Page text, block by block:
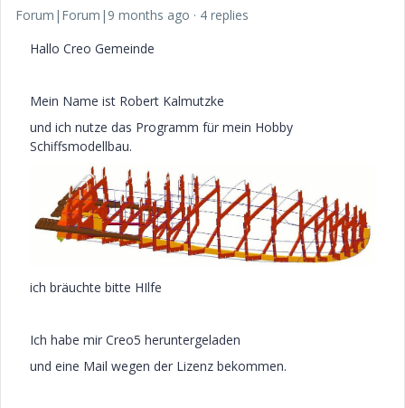
Forum|Forum|9 months ago
4 replies
Hallo Creo Gemeinde
Mein Name ist Robert Kalmutzke
und ich nutze das Programm für mein Hobby
Schiffsmodellbau.
ich bräuchte bitte HIlfe
Ich habe mir Creo5 heruntergeladen
und eine Mail wegen der Lizenz bekommen.